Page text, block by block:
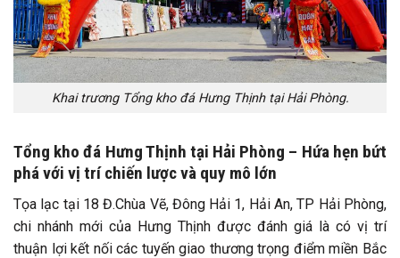
Khai trương Tổng kho đá Hưng Thịnh tại Hải Phòng.
Tổng kho đá Hưng Thịnh tại Hải Phòng – Hứa hẹn bứt
phá với vị trí chiến lược và quy mô lớn
Tọa lạc tại 18 Đ.Chùa Vẽ, Đông Hải 1, Hải An, TP Hải Phòng,
chi nhánh mới của Hưng Thịnh được đánh giá là có vị trí
thuận lợi kết nối các tuyến giao thương trọng điểm miền Bắc